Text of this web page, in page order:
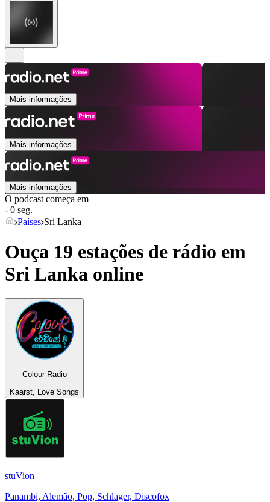
Mais informações
Mais informações
Mais informações
O podcast começa em
- 0 seg.
Países Sri Lanka
Ouça 19 estações de rádio em
Sri Lanka online
Colour Radio
Kaarst, Love Songs
stuVion
Panambi, Alemão, Pop, Schlager, Discofox